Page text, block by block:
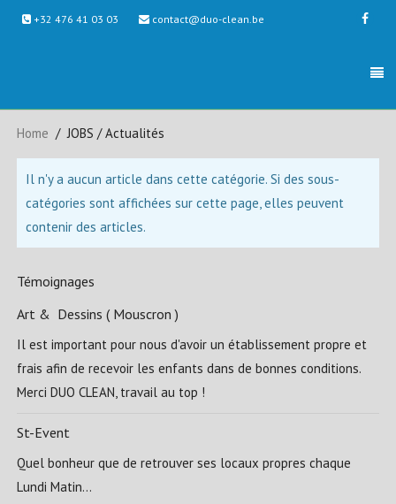
+32 476 41 03 03 contact@duo-clean.be
Home JOBS / Actualités
Il n'y a aucun article dans cette catégorie. Si des sous-
catégories sont affichées sur cette page, elles peuvent
contenir des articles.
Témoignages
Art & Dessins ( Mouscron )
Il est important pour nous d'avoir un établissement propre et
frais afin de recevoir les enfants dans de bonnes conditions.
Merci DUO CLEAN, travail au top !
St-Event
Quel bonheur que de retrouver ses locaux propres chaque
Lundi Matin...